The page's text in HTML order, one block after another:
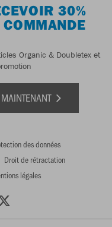
30%
Organic & Doubletex et
des données
Droit de rétractation
légales